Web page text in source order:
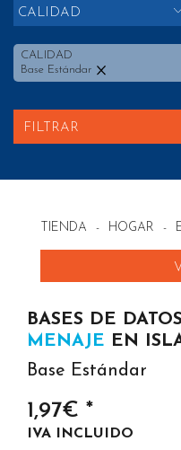
CALIDAD
CALIDAD
Base Estándar
FILTRAR
TIENDA - HOGAR -
BASES DE
MENAJE EN
Base Estándar
1,97€ *
IVA INCLUIDO